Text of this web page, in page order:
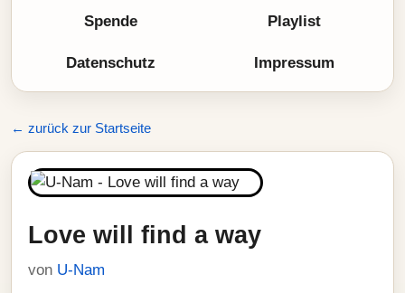
Spende Playlist
Datenschutz Impressum
← zurück zur Startseite
Love will find a way
von U-Nam